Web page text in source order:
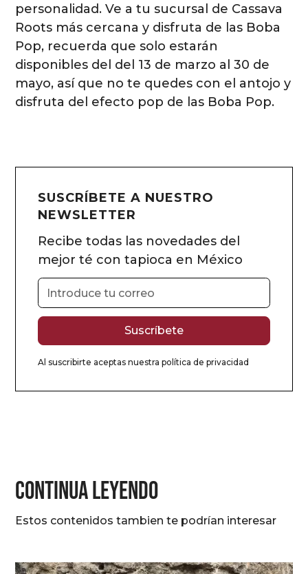
personalidad. Ve a tu sucursal de Cassava
Roots más cercana y disfruta de las Boba
Pop, recuerda que solo estarán
disponibles del del 13 de marzo al 30 de
mayo, así que no te quedes con el antojo y
disfruta del efecto pop de las Boba Pop.
SUSCRÍBETE A NUESTRO
NEWSLETTER
Recibe todas las novedades del
mejor té con tapioca en México
Al suscribirte aceptas nuestrapolítica de privacidad
CONTINUA LEYENDO
Estos contenidos tambien te podrían interesar